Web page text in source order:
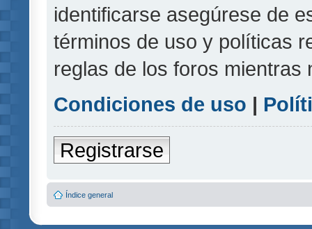
identificarse asegúrese de
términos de uso y políticas
reglas de los foros mientras
Condiciones de uso |
Registrarse
Índice general